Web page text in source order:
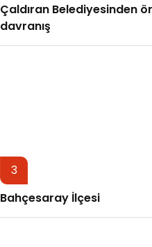
Çaldıran Belediyesinden
davranış
3
Bahçesaray İlçesi